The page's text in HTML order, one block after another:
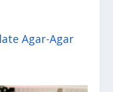
Agar-Agar